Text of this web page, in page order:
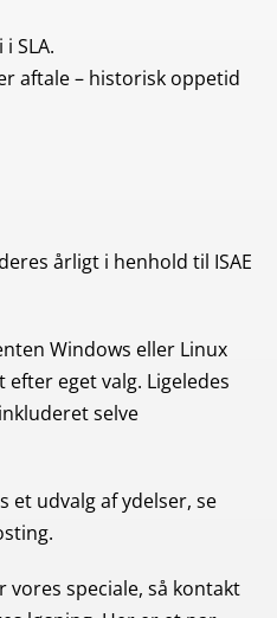
SLA.
aftale – historisk oppetid
årligt i henhold til ISAE
Windows eller Linux
eget valg. Ligeledes
selve
et udvalg af ydelser, se
vores speciale, så kontakt